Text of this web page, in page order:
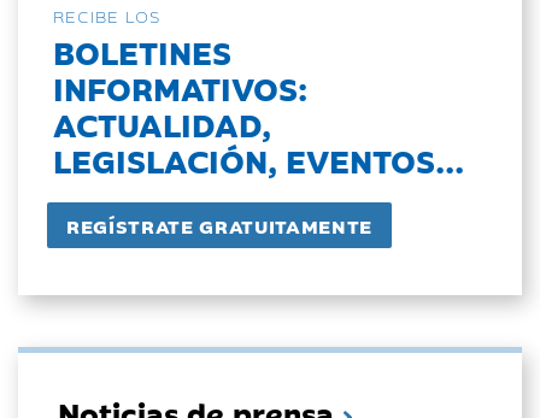
RECIBE LOS
BOLETINES
INFORMATIVOS:
ACTUALIDAD,
LEGISLACIÓN, EVENTOS...